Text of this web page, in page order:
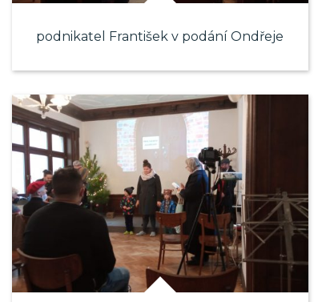
podnikatel František v podání Ondřeje